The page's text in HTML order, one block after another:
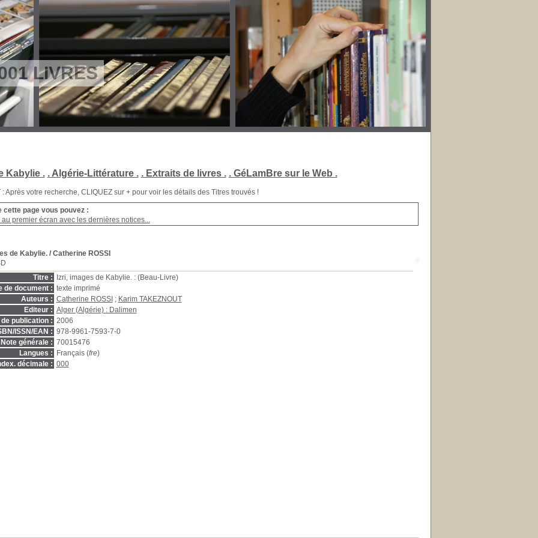
LIVRES
Kabylie . . Algérie-Littérature . . Extraits de livres . . GéLamBre sur le Web .
: Après votre recherche, CLIQUEZ sur + pour voir les détails des Titres trouvés !
cette page vous pouvez :
au premier écran avec les dernières notices...
de Kabylie./ Catherine ROSSI
Titre :
Izri, images de Kabylie. : (Beau-Livre)
de document : texte imprimé
Auteurs : Catherine ROSSI ; Karim TAKEZNOUT
Editeur : Alger (Algérie) : Dalimen
publication : 2006
ISSN/EAN : 978-9961-7593-7-0
Note générale : 70015476
Langues :
Français (fre)
décimale : 000